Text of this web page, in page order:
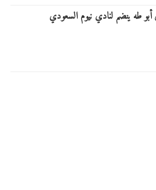
طه ينضم لنادي نيوم السعودي